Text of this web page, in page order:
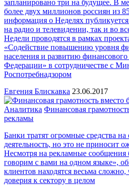
запланировано три на будущее. В
более двух миллионов россиян из
информация о Неделях
на радио и телевидении, так и во
Недели проводятся в рамках
«Содействие повышению уровня
населения и развитию
Федерации» в сотрудничестве с
Роспотребнадзором
Евгения Блискавка 23.06.2017
Аналитика Финансовая
рекламы
Банки тратят огромные средства
деятельность, но это не приносит
Несмотря на рекламные сообщения
говорим с вами на одном языке»,
клиентов находятся весьма
доверия к сектору в целом